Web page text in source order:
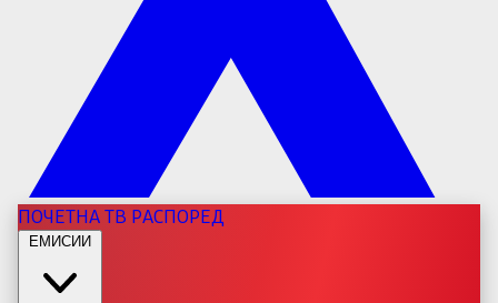
ПОЧЕТНАТВ РАСПОРЕД
ЕМИСИИ